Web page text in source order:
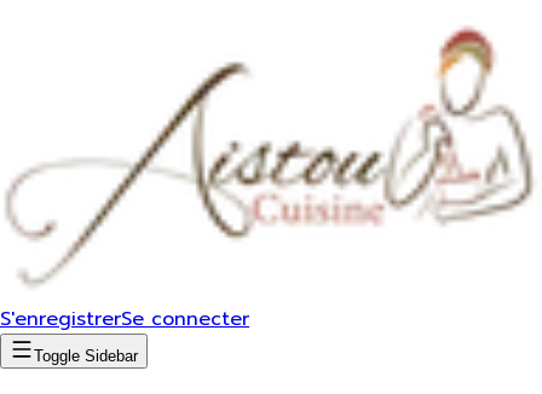
S'enregistrerSe connecter
Toggle Sidebar